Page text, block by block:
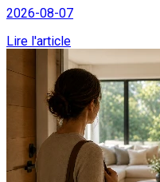
2026-08-07
Lire l'article